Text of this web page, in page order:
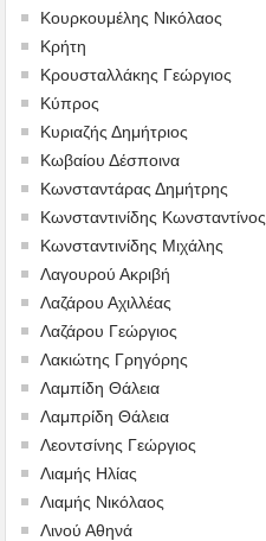
Κουρκουμέλης Νικόλαος
Κρήτη
Κρουσταλλάκης Γεώργιος
Κύπρος
Κυριαζής Δημήτριος
Κωβαίου Δέσποινα
Κωνσταντάρας Δημήτρης
Κωνσταντινίδης Κωνσταντίνος
Κωνσταντινίδης Μιχάλης
Λαγουρού Ακριβή
Λαζάρου Αχιλλέας
Λαζάρου Γεώργιος
Λακιώτης Γρηγόρης
Λαμπίδη Θάλεια
Λαμπρίδη Θάλεια
Λεοντσίνης Γεώργιος
Λιαμής Ηλίας
Λιαμής Νικόλαος
Λινού Αθηνά